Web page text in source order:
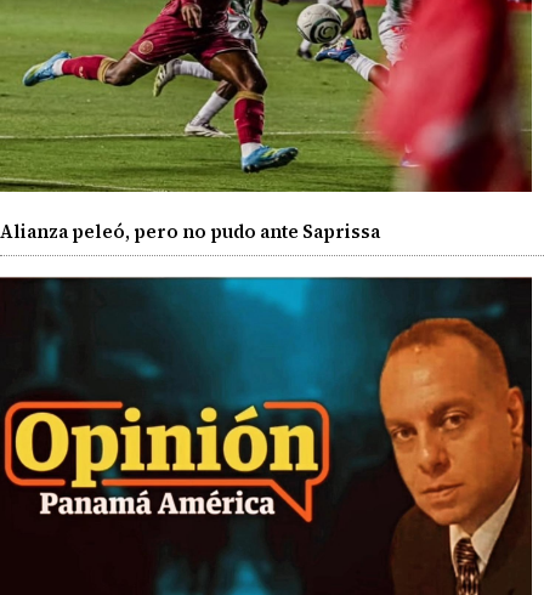
Alianza peleó, pero no pudo ante Saprissa